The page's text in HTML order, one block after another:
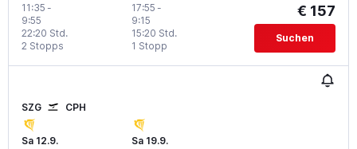
11:35 -
9:55
2 Stopps
22:20 Std.
17:55 -
9:15
1 Stopp
15:20 Std.
€ 157
Suchen
SZG CPH
Sa 12.9.
Sa 19.9.